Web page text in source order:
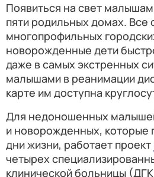
Появиться на свет
пяти родильных домах. Все
многопрофильных
новорожденные дети
даже в самых экстренных
малышами в реанимации
карте им доступна
Для недоношенных
и новорожденных, которые
дни жизни, работает проект
четырех
клинической больницы